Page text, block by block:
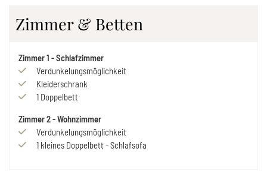
Zimmer & Betten
Zimmer1 -Schlafzimmer
Verdunkelungsmöglichkeit
Kleiderschrank
1 Doppelbett
Zimmer2-Wohnzimmer
Verdunkelungsmöglichkeit
1 kleines Doppelbett -Schlafsofa